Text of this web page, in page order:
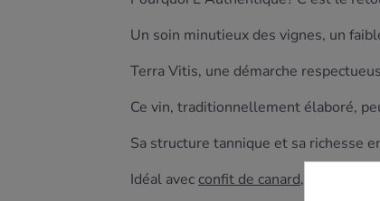
Un soin minutieux des vignes, un
Terra Vitis, une démarche
Ce vin, traditionnellement élaboré,
Sa structure tannique et sa richesse
Idéal avec confit de canard, gibier ou